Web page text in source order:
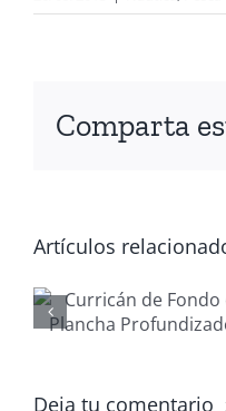
Comparta
Artículos
Deja tu comentario